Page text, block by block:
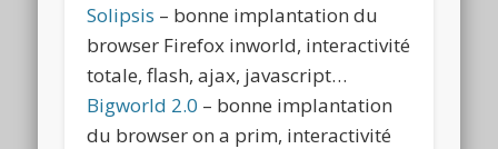
Solipsis – bonne implantation du
browser Firefox inworld, interactivité
totale, flash, ajax, javascript…
Bigworld 2.0 – bonne implantation
du browser on a prim, interactivité